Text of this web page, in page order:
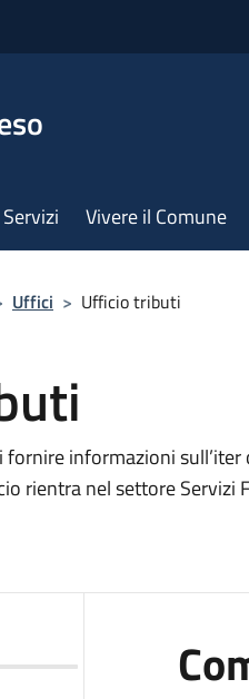
Servizi Vivere il Comune
Uffici > Ufficio tributi
fornire informazioni
rientra nel settore Servizi